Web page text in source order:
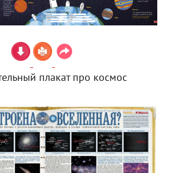
плакат про космос